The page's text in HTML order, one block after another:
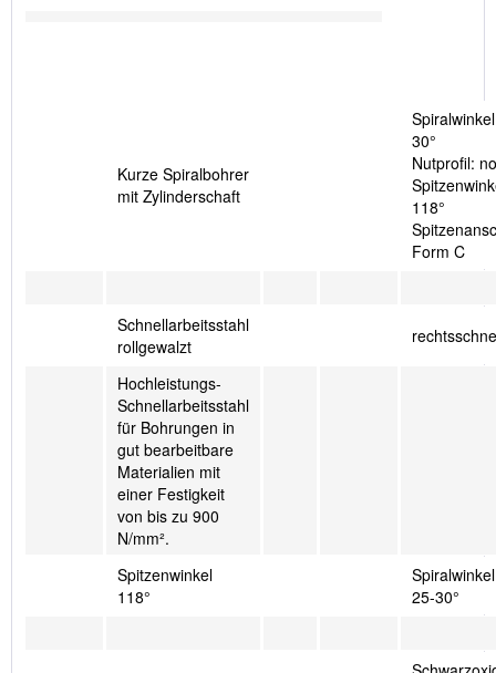
Kurze Spiralbohrer
mit Zylinderschaft
30°
Nutprofil:
118°
Form C
Schnellarbeitsstahl
rollgewalzt
Hochleistungs-
Schnellarbeitsstahl
für Bohrungen in
gut bearbeitbare
Materialien mit
einer Festigkeit
von bis zu 900
N/mm².
Spitzenwinkel
118°
Spiralwinkel
25-30°